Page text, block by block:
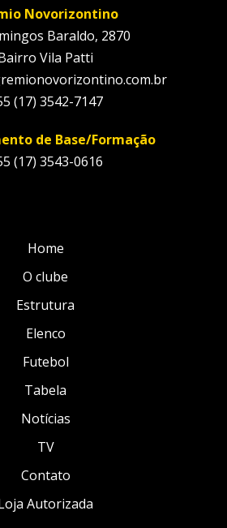
Novorizontino
Baraldo, 2870
Vila Patti
(17) 3542-7147
de Base/Formação
(17) 3543-0616
Home
O clube
Estrutura
Elenco
Futebol
Tabela
Notícias
TV
Contato
Autorizada